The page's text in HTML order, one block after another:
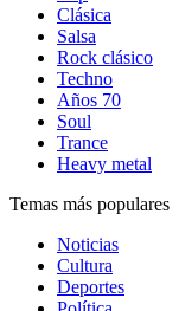
Clásica
Salsa
Rock clásico
Techno
Años 70
Soul
Trance
Heavy metal
Temas más populares
Noticias
Cultura
Deportes